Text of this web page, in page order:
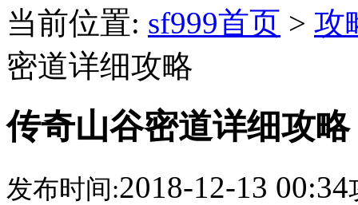
当前位置: sf999首页 > 攻
密道详细攻略
传奇山谷密道详细攻略
发布时间:2018-12-13 00:34